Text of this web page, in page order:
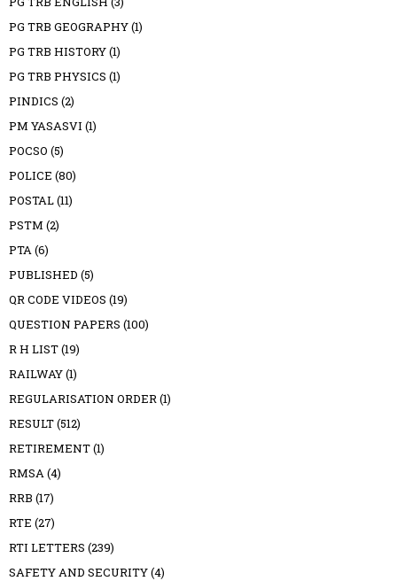
PG TRB GEOGRAPHY(1)
PG TRB HISTORY(1)
PG TRB PHYSICS (1)
PINDICS (2)
PM YASASVI (1)
POCSO (5)
POLICE (80)
POSTAL(11)
PSTM (2)
PTA(6)
PUBLISHED (5)
QR CODE VIDEOS (19)
QUESTION PAPERS (100)
R H LIST(19)
RAILWAY(1)
REGULARISATION ORDER(1)
RESULT(512)
RETIREMENT(1)
RMSA(4)
RRB (17)
RTE (27)
RTI LETTERS (239)
SAFETY AND SECURITY(4)